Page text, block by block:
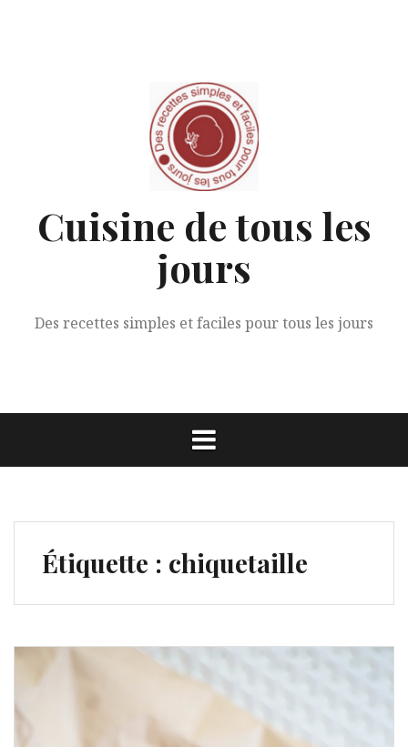
Cuisine de tous les
jours
Des recettes simples et faciles pour tous les jours
Étiquette : chiquetaille